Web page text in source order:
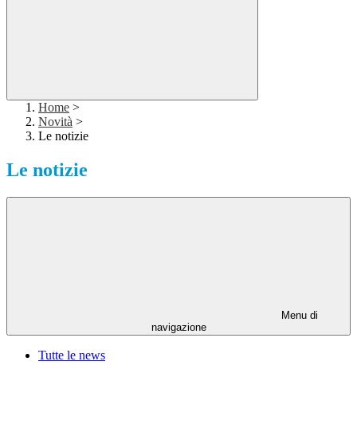
Home >
Novità >
Le notizie
Le notizie
Menu di
navigazione
Tutte le news